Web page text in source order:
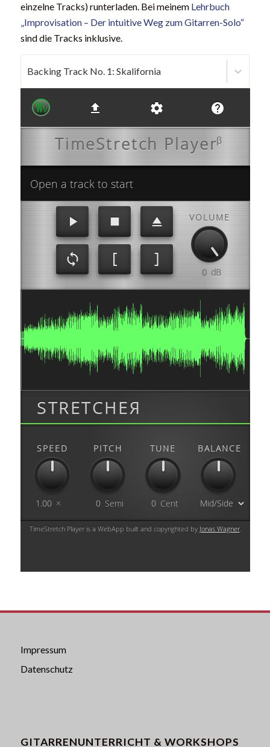
einzelne Tracks) runterladen. Bei meinem Lehrbuch
„Improvisation – Der intuitive Weg zum Gitarren-Solo“
sind die Tracks inklusive.
Backing Track No. 1: Skalifornia
Impressum
Datenschutz
GITARRENUNTERRICHT & WORKSHOPS